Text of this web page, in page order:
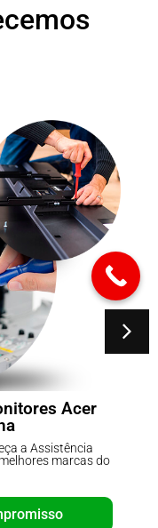
de No-breaks
dor de Cabeça, conheça a
Trabalhamos com as
sem